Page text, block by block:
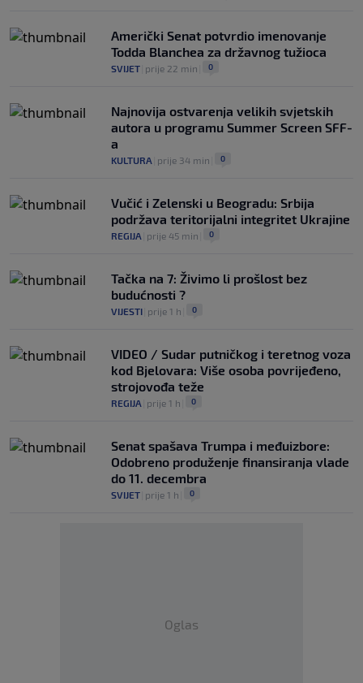
Američki Senat potvrdio imenovanje
Todda Blanchea za državnog tužioca
SVIJET prije 22 min 0
Najnovija ostvarenja velikih svjetskih
autora u programu Summer Screen SFF-
a
KULTURA prije 34 min 0
Vučić i Zelenski u Beogradu: Srbija
podržava teritorijalni integritet Ukrajine
REGIJA prije 45 min 0
Tačka na 7: Živimo li prošlost bez
budućnosti ?
VIJESTI prije 1 h 0
VIDEO / Sudar putničkog i teretnog voza
kod Bjelovara: Više osoba povrijeđeno,
strojovođa teže
REGIJA prije 1 h 0
Senat spašava Trumpa i međuizbore:
Odobreno produženje finansiranja vlade
do 11. decembra
SVIJET prije 1 h 0
Oglas